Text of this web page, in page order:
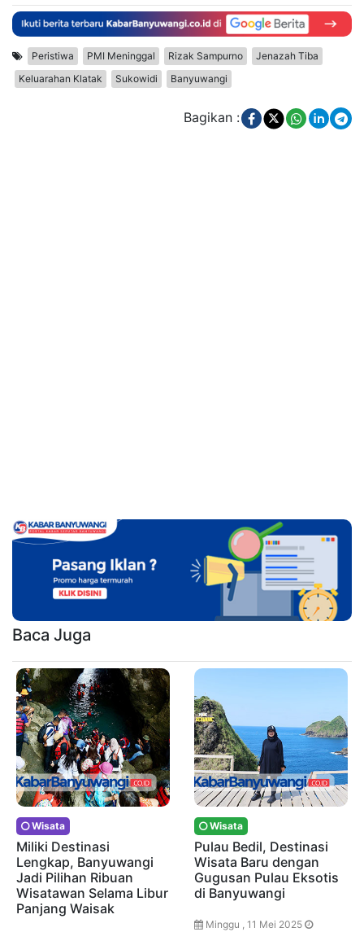
Peristiwa PMI Meninggal Rizak Sampurno
Jenazah Tiba
Keluarahan Klatak
Sukowidi Banyuwangi
Bagikan :
Baca Juga
Wisata
Miliki Destinasi
Lengkap, Banyuwangi
Jadi Pilihan Ribuan
Wisatawan Selama Libur
Panjang Waisak
Wisata
Pulau Bedil, Destinasi
Wisata Baru dengan
Gugusan Pulau Eksotis
di Banyuwangi
Minggu , 11 Mei 2025